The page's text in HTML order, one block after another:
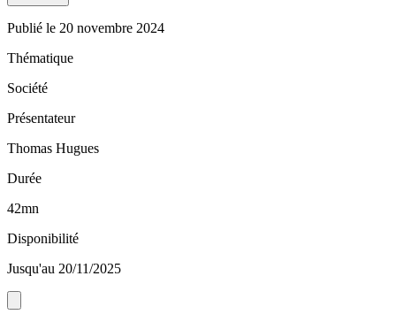
Publié le 20 novembre 2024
Thématique
Société
Présentateur
Thomas Hugues
Durée
42mn
Disponibilité
Jusqu'au 20/11/2025